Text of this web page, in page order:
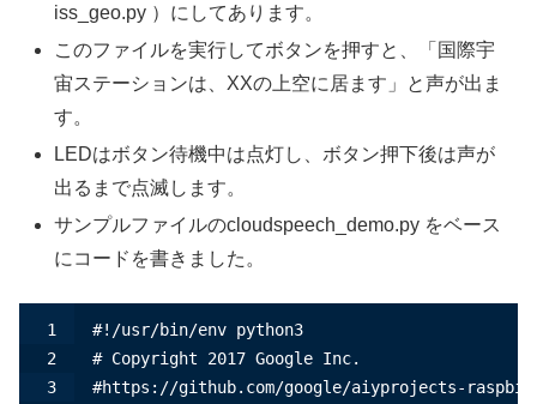
iss_geo.py ）にしてあります。
このファイルを実行してボタンを押すと、「国際宇
宙ステーションは、XXの上空に居ます」と声が出ま
す。
LEDはボタン待機中は点灯し、ボタン押下後は声が
出るまで点滅します。
サンプルファイルのcloudspeech_demo.py をベース
にコードを書きました。
#!/usr/bin/env python3
# Copyright 2017 Google Inc.
#https://github.com/google/aiyprojects-